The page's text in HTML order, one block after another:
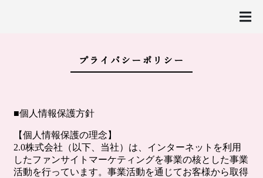
プライバシーポリシー